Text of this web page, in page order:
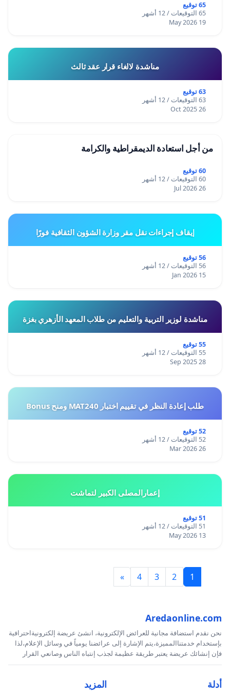
65 توقيع
65 التوقيعات / 12 أشهر
19 May 2026
مناشدة لالغاء قرار عقد ثالث
63 توقيع
63 التوقيعات / 12 أشهر
26 Oct 2025
من أجل استعادة الديمقراطية والكرامة
60 توقيع
60 التوقيعات / 12 أشهر
26 Jul 2026
إيقاف إجراءات نقل مقر وزارة الشؤون الثقافية فورًا
56 توقيع
56 التوقيعات / 12 أشهر
15 Jan 2026
مناشدة لوزير التربية والتعليم من طلاب المعهد الأزهري بغزة
55 توقيع
55 التوقيعات / 12 أشهر
28 Sep 2025
طلب إعادة النظر في تقييم اختبار MAT240 ومنح Bonus
52 توقيع
52 التوقيعات / 12 أشهر
26 Mar 2026
إعمارالمصلى الكبير لتماشت
51 توقيع
51 التوقيعات / 12 أشهر
13 May 2026
1
2
3
4
»
Aredaonline.com
نحن نقدم استضافة مجانية للعرائض الإلكترونية، انشئ عريضة إلكترونيةاحترافية
بإستخدام خدمتناالمميزة،يتم الإشارة إلى عرائضنا يومياً في وسائل الإعلام،لذا
فإن إنشائك عريضة يعتبر طريقة عظيمة لجذب إنتباه الناس وصانعي القرار
أدلة المزيد